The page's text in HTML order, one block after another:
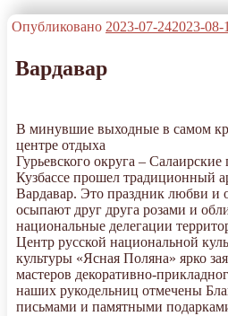
Опубликовано 2023-07-242023-08-
Вардавар
В минувшие выходные в самом
центре отдыха
Гурьевского округа –
Кузбассе прошел традиционный
Вардавар. Это праздник любви и
осыпают друг друга розами и
национальные делегации
Центр русской национальной
культуры «Ясная Поляна» ярко
мастеров декоративно-
наших рукодельниц отмечены
письмами и памятными